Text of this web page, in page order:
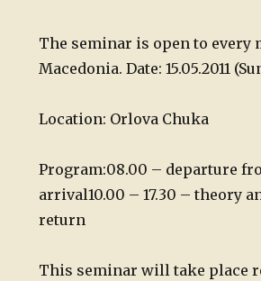
The seminar is open to every
Macedonia. Date: 15.05.2011
Location: Orlova Chuka
Program:08.00 – departure
arrival10.00 – 17.30 – theory
return
This seminar will take place